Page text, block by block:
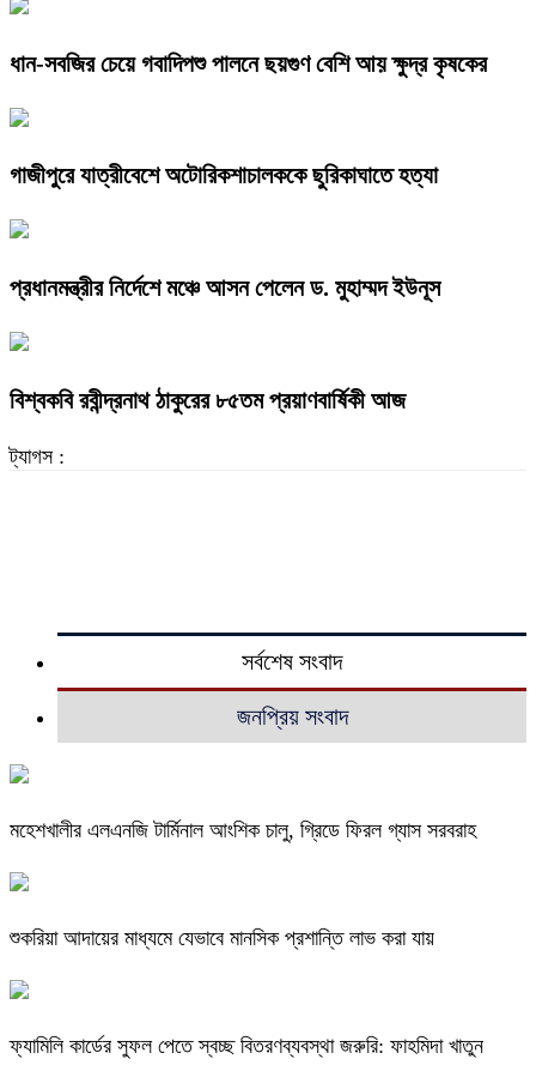
ধান-সবজির চেয়ে গবাদিপশু পালনে ছয়গুণ বেশি আয় ক্ষুদ্র কৃষকের
গাজীপুরে যাত্রীবেশে অটোরিকশাচালককে ছুরিকাঘাতে হত্যা
প্রধানমন্ত্রীর নির্দেশে মঞ্চে আসন পেলেন ড. মুহাম্মদ ইউনূস
বিশ্বকবি রবীন্দ্রনাথ ঠাকুরের ৮৫তম প্রয়াণবার্ষিকী আজ
ট্যাগস :
সর্বশেষ সংবাদ
জনপ্রিয় সংবাদ
মহেশখালীর এলএনজি টার্মিনাল আংশিক চালু, গ্রিডে ফিরল গ্যাস সরবরাহ
শুকরিয়া আদায়ের মাধ্যমে যেভাবে মানসিক প্রশান্তি লাভ করা যায়
ফ্যামিলি কার্ডের সুফল পেতে স্বচ্ছ বিতরণব্যবস্থা জরুরি: ফাহমিদা খাতুন